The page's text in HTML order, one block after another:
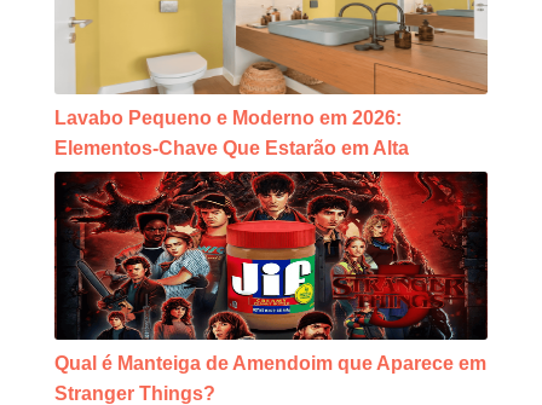
Lavabo Pequeno e Moderno em 2026:
Elementos-Chave Que Estarão em Alta
Qual é Manteiga de Amendoim que Aparece em
Stranger Things?